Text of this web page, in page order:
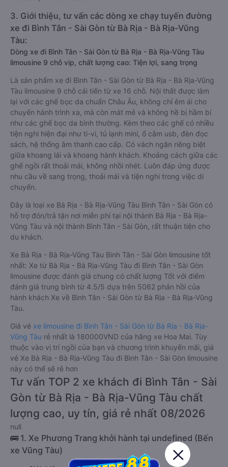
3. Giới thiệu, tư vấn các dòng xe chạy tuyến đường
xe đi Bình Tân - Sài Gòn từ Bà Rịa - Bà Rịa-Vũng
Tàu:
Dòng xe đi Bình Tân - Sài Gòn từ Bà Rịa - Bà Rịa-Vũng Tàu
limousine 9 chỗ vip, chất lượng cao: Tiện lợi, sang trọng
Là sản phẩm xe đi Bình Tân - Sài Gòn từ Bà Rịa - Bà Rịa-Vũng
Tàu limousine 9 chỗ cải tiến từ xe 16 chỗ. Nội thất được làm
lại với các ghế bọc da chuẩn Châu Âu, không chỉ êm ái cho
chuyến hành trình xa, mà còn mát mẻ và không hề bị hầm bí
như các ghế bọc da bình thường. Kèm theo các ghế có nhiều
tiện nghi hiện đại như ti-vi, tủ lạnh mini, ổ cắm usb, đèn đọc
sách, hệ thống âm thanh cao cấp. Có vách ngăn riêng biệt
giữa khoang lái và khoang hành khách. Khoảng cách giữa các
ghế ngồi rất thoải mái, không nhồi nhét. Luôn đáp ứng được
nhu cầu về sang trọng, thoải mái và tiện nghi trong việc di
chuyển.
Đây là loại xe Bà Rịa - Bà Rịa-Vũng Tàu Bình Tân - Sài Gòn có
hỗ trợ đón/trả tận nơi miễn phí tại nội thành Bà Rịa - Bà Rịa-
Vũng Tàu và nội thành Bình Tân - Sài Gòn, rất thuận tiện cho
du khách.
Xe Bà Rịa - Bà Rịa-Vũng Tàu Bình Tân - Sài Gòn limousine tốt
nhất: Xe từ Bà Rịa - Bà Rịa-Vũng Tàu đi Bình Tân - Sài Gòn
limousine được đánh giá chung có chất lượng Tốt với điểm
đánh giá trung bình từ 4.5/5 dựa trên 5062 phản hồi của
hành khách Xe về Bình Tân - Sài Gòn từ Bà Rịa - Bà Rịa-Vũng
Tàu.
Giá vé xe limousine đi Bình Tân - Sài Gòn từ Bà Rịa - Bà Rịa-
Vũng Tàu rẻ nhất là 180000VND của hãng xe Hoa Mai. Tùy
thuộc vào vị trí ngồi của bạn và chương trình khuyến mãi, giá
vé Xe Bà Rịa - Bà Rịa-Vũng Tàu đi Bình Tân - Sài Gòn limousine
này có thể sẽ rẻ hơn
Tư vấn TOP 2 xe khách đi Bình Tân - Sài
Gòn từ Bà Rịa - Bà Rịa-Vũng Tàu chất
lượng cao, uy tín, giá rẻ nhất 08/2026
null
🚌 1. Xe Phương Trang khởi hành tại undefined (Bến
xe Vũng Tàu)